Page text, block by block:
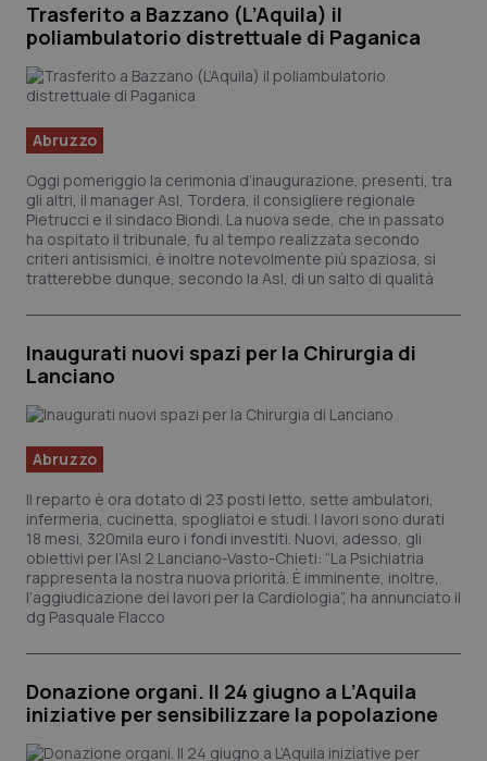
Trasferito a Bazzano (L’Aquila) il
poliambulatorio distrettuale di Paganica
Abruzzo
Oggi pomeriggio la cerimonia d’inaugurazione, presenti, tra
gli altri, il manager Asl, Tordera, il consigliere regionale
Pietrucci e il sindaco Biondi. La nuova sede, che in passato
ha ospitato il tribunale, fu al tempo realizzata secondo
criteri antisismici, è inoltre notevolmente più spaziosa, si
tratterebbe dunque, secondo la Asl, di un salto di qualità
Inaugurati nuovi spazi per la Chirurgia di
Lanciano
Abruzzo
Il reparto è ora dotato di 23 posti letto, sette ambulatori,
infermeria, cucinetta, spogliatoi e studi. I lavori sono durati
18 mesi, 320mila euro i fondi investiti. Nuovi, adesso, gli
obiettivi per l’Asl 2 Lanciano-Vasto-Chieti: “La Psichiatria
rappresenta la nostra nuova priorità. È imminente, inoltre,
l’aggiudicazione dei lavori per la Cardiologia”, ha annunciato il
dg Pasquale Flacco
Donazione organi. Il 24 giugno a L’Aquila
iniziative per sensibilizzare la popolazione